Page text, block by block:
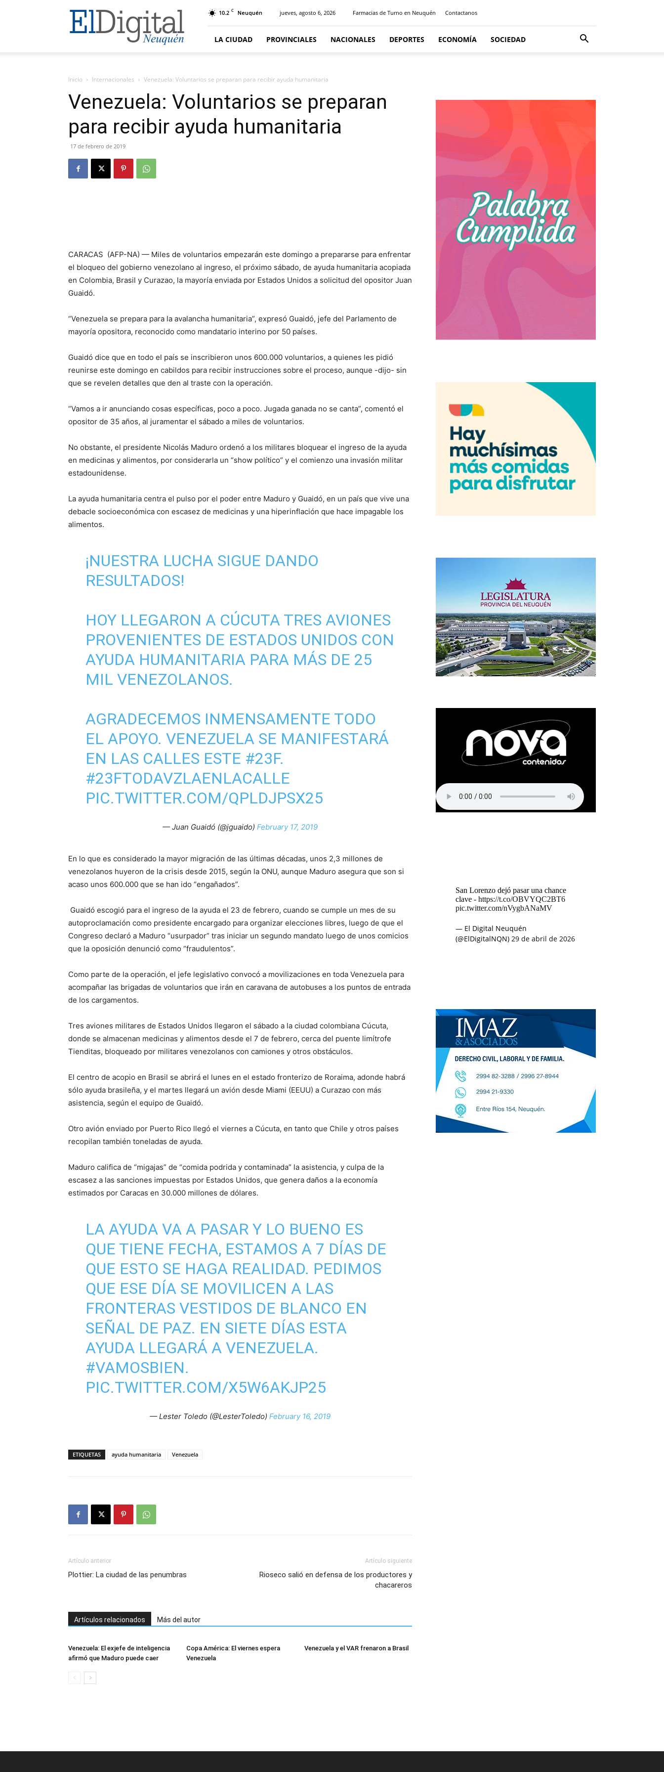
El
Digital
Neuquen
10.2 C Neuquén jueves, agosto 6, 2026 Farmacias de Turno en Neuquén Contactanos
LA CIUDAD PROVINCIALES NACIONALES DEPORTES ECONOMÍA SOCIEDAD
Inicio Internacionales Venezuela: Voluntarios se preparan para recibir ayuda humanitaria
Venezuela: Voluntarios se preparan
para recibir ayuda humanitaria
17 de febrero de 2019
CARACAS (AFP-NA) — Miles de voluntarios empezarán este domingo a prepararse para enfrentar
el bloqueo del gobierno venezolano al ingreso, el próximo sábado, de ayuda humanitaria acopiada
en Colombia, Brasil y Curazao, la mayoría enviada por Estados Unidos a solicitud del opositor Juan
Guaidó.
“Venezuela se prepara para la avalancha humanitaria”, expresó Guaidó, jefe del Parlamento de
mayoría opositora, reconocido como mandatario interino por 50 países.
Guaidó dice que en todo el país se inscribieron unos 600.000 voluntarios, a quienes les pidió
reunirse este domingo en cabildos para recibir instrucciones sobre el proceso, aunque -dijo- sin
que se revelen detalles que den al traste con la operación.
“Vamos a ir anunciando cosas específicas, poco a poco. Jugada ganada no se canta”, comentó el
opositor de 35 años, al juramentar el sábado a miles de voluntarios.
No obstante, el presidente Nicolás Maduro ordenó a los militares bloquear el ingreso de la ayuda
en medicinas y alimentos, por considerarla un “show político” y el comienzo una invasión militar
estadounidense.
La ayuda humanitaria centra el pulso por el poder entre Maduro y Guaidó, en un país que vive una
debacle socioeconómica con escasez de medicinas y una hiperinflación que hace impagable los
alimentos.
¡NUESTRA LUCHA SIGUE DANDO
RESULTADOS!
HOY LLEGARON A CÚCUTA TRES AVIONES
PROVENIENTES DE ESTADOS UNIDOS CON
AYUDA HUMANITARIA PARA MÁS DE 25
MIL VENEZOLANOS.
AGRADECEMOS INMENSAMENTE TODO
EL APOYO. VENEZUELA SE MANIFESTARÁ
EN LAS CALLES ESTE #23F.
#23FTODAVZLAENLACALLE
PIC.TWITTER.COM/QPLDJPSX25
— Juan Guaidó (@jguaido) February 17, 2019
En lo que es considerado la mayor migración de las últimas décadas, unos 2,3 millones de
venezolanos huyeron de la crisis desde 2015, según la ONU, aunque Maduro asegura que son si
acaso unos 600.000 que se han ido “engañados”.
Guaidó escogió para el ingreso de la ayuda el 23 de febrero, cuando se cumple un mes de su
autoproclamación como presidente encargado para organizar elecciones libres, luego de que el
Congreso declaró a Maduro “usurpador” tras iniciar un segundo mandato luego de unos comicios
que la oposición denunció como “fraudulentos”.
Como parte de la operación, el jefe legislativo convocó a movilizaciones en toda Venezuela para
acompañar las brigadas de voluntarios que irán en caravana de autobuses a los puntos de entrada
de los cargamentos.
Tres aviones militares de Estados Unidos llegaron el sábado a la ciudad colombiana Cúcuta,
donde se almacenan medicinas y alimentos desde el 7 de febrero, cerca del puente limítrofe
Tienditas, bloqueado por militares venezolanos con camiones y otros obstáculos.
El centro de acopio en Brasil se abrirá el lunes en el estado fronterizo de Roraima, adonde habrá
sólo ayuda brasileña, y el martes llegará un avión desde Miami (EEUU) a Curazao con más
asistencia, según el equipo de Guaidó.
Otro avión enviado por Puerto Rico llegó el viernes a Cúcuta, en tanto que Chile y otros países
recopilan también toneladas de ayuda.
Maduro califica de “migajas” de “comida podrida y contaminada” la asistencia, y culpa de la
escasez a las sanciones impuestas por Estados Unidos, que genera daños a la economía
estimados por Caracas en 30.000 millones de dólares.
LA AYUDA VA A PASAR Y LO BUENO ES
QUE TIENE FECHA, ESTAMOS A 7 DÍAS DE
QUE ESTO SE HAGA REALIDAD. PEDIMOS
QUE ESE DÍA SE MOVILICEN A LAS
FRONTERAS VESTIDOS DE BLANCO EN
SEÑAL DE PAZ. EN SIETE DÍAS ESTA
AYUDA LLEGARÁ A VENEZUELA.
#VAMOSBIEN.
PIC.TWITTER.COM/X5W6AKJP25
— Lester Toledo (@LesterToledo) February 16, 2019
ETIQUETAS ayuda humanitaria Venezuela
Artículo anterior
Plottier: La ciudad de las penumbras
Artículo siguiente
Rioseco salió en defensa de los productores y
chacareros
Artículos relacionados Más del autor
Venezuela: El exjefe de inteligencia
afirmó que Maduro puede caer
Copa América: El viernes espera
Venezuela
Venezuela y el VAR frenaron a Brasil
San Lorenzo dejó pasar una chance
clave - https://t.co/OBVYQC2BT6
pic.twitter.com/nVygbANaMV
— El Digital Neuquén
(@ElDigitalNQN) 29 de abril de 2026